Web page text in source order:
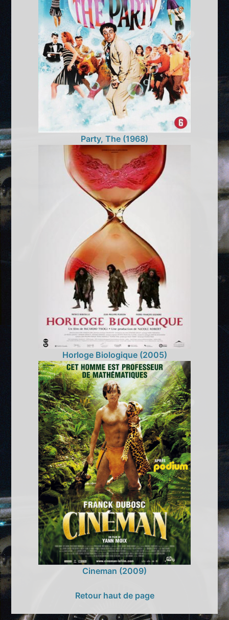
Party, The (1968)
Horloge Biologique (2005)
Cineman (2009)
Retour haut de page